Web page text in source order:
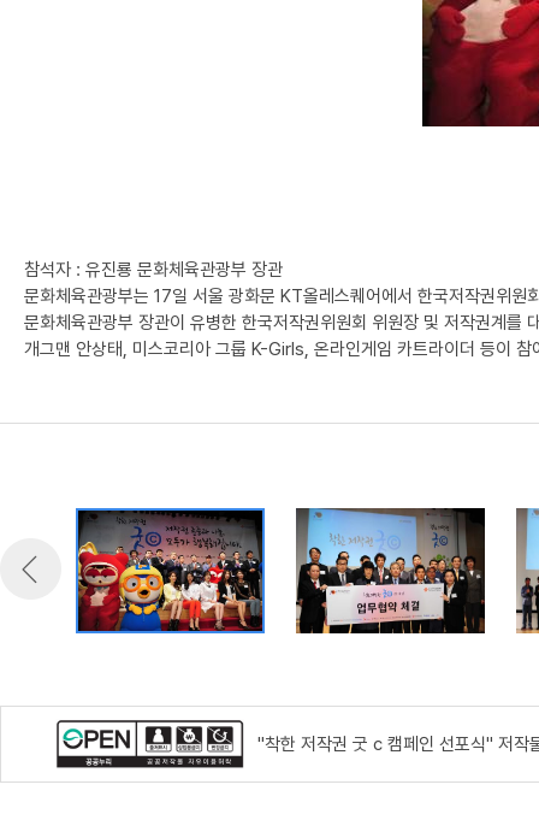
참석자 : 유진룡 문화체육관광부 장관
문화체육관광부는 17일 서울 광화문 KT올레스퀘어에서 한국저작권위원
문화체육관광부 장관이 유병한 한국저작권위원회 위원장 및 저작권계를
개그맨 안상태, 미스코리아 그룹 K-Girls, 온라인게임 카트라이더 등이 참
"착한 저작권 굿 c 캠페인 선포식" 저